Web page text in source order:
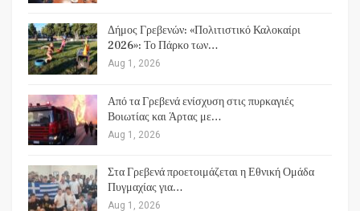
Δήμος Γρεβενών: «Πολιτιστικό Καλοκαίρι
2026»: Το Πάρκο των…
Aug 1, 2026
Από τα Γρεβενά ενίσχυση στις πυρκαγιές
Βοιωτίας και Άρτας με…
Aug 1, 2026
Στα Γρεβενά προετοιμάζεται η Εθνική Ομάδα
Πυγμαχίας για…
Aug 1, 2026